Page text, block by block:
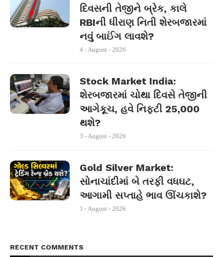
દિવસની તેજીને બ્રેક, કાલે
RBIની ધીરાણ નિતી શેરબજારમાં
નવું બાઈંગ લાવશે?
4 - August - 2026
Stock Market India:
શેરબજારમાં ચોથા દિવસે તેજીની
આગેકૂચ, હવે નિફ્ટી 25,000
થશે?
3 - August - 2026
Gold Silver Market:
સોનાચાંદીમાં બે તરફી વધઘટ,
આગામી સપ્તાહે ભાવ ઊંચકાશે?
1 - August - 2026
RECENT COMMENTS